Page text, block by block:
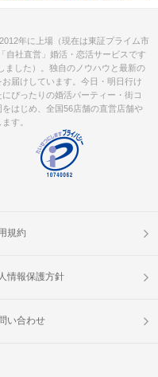
年に上場（現在は東証プライム市
自社直営」婚活・恋活サービスです
ました）。独自のノウハウと最新の
届けしています。今日・明日行け
ぴったりの婚活パーティー・街コ
はじめ、全国56店舗の直営店舗や
す。
規約
情報保護方針
い合わせ